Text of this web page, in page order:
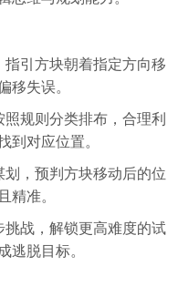
引方块朝着指定方向移
移失误。
规则分类排布，合理利
到对应位置。
，预判方块移动后的位
精准。
战，解锁更高难度的试
逃脱目标。